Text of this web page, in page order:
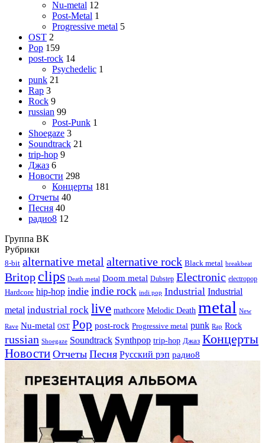
Nu-metal 12
Post-Metal 1
Progressive metal 5
OST 2
Pop 159
post-rock 14
Psychedelic 1
punk 21
Rap 3
Rock 9
russian 99
Post-Punk 1
Shoegaze 3
Soundtrack 21
trip-hop 9
Джаз 6
Новости 298
Концерты 181
Отчеты 40
Песня 40
радио8 12
Группа ВК
Рубрики
8-bit alternative metal alternative rock Black metal breakbeat
Britop clips Death metal Doom metal Dubstep Electronic electropop
Hardcore hip-hop indie indie rock indi pop Industrial Industrial
metal industrial rock live mathcore Melodic Death metal New
Rave Nu-metal OST Pop post-rock Progressive metal punk Rap Rock
russian Shoegaze Soundtrack Synthpop trip-hop Джаз Концерты
Новости Отчеты Песня Русский рэп радио8